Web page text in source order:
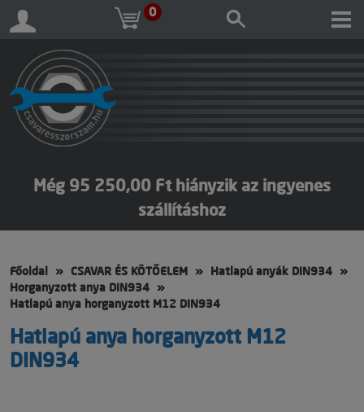
0
Még 95 250,00 Ft hiányzik az ingyenes
szállításhoz
Főoldal CSAVAR ÉS KÖTŐELEM
Hatlapú anyák DIN934
Horganyzott anya DIN934
Hatlapú anya horganyzott M12 DIN934
Hatlapú anya horganyzott M12
DIN934